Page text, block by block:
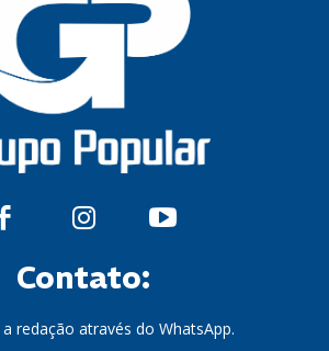
Contato:
redação através do WhatsApp.